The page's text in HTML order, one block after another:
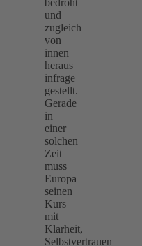
und
zugleich
von
innen
heraus
infrage
gestellt.
Gerade
in
einer
solchen
Zeit
muss
Europa
seinen
Kurs
mit
Klarheit,
Selbstvertrauen